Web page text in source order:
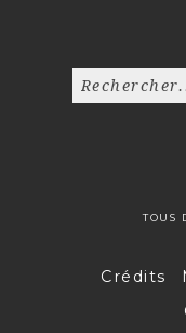
TOUS
Crédits